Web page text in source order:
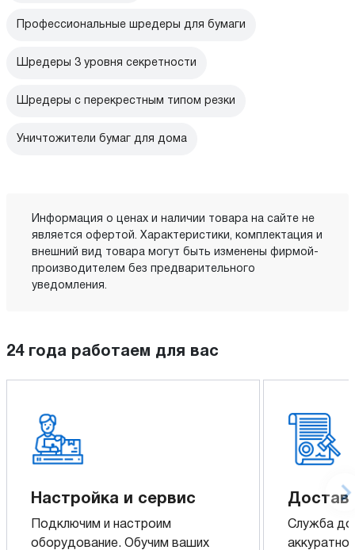
Профессиональные шредеры для бумаги
Шредеры 3 уровня секретности
Шредеры с перекрестным типом резки
Уничтожители бумаг для дома
Информация о ценах и наличии товара на сайте не
является офертой. Характеристики, комплектация и
внешний вид товара могут быть изменены фирмой-
производителем без предварительного
уведомления.
24 года работаем для вас
Настройка и сервис
Подключим и настроим
оборудование. Обучим ваших
Служба
аккуратно